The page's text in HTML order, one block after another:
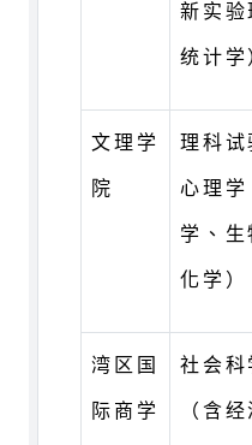
新实验
统计学
文理学
院
理科试
心理学
学、生
化学）
湾区国
际商学
社会科
（含